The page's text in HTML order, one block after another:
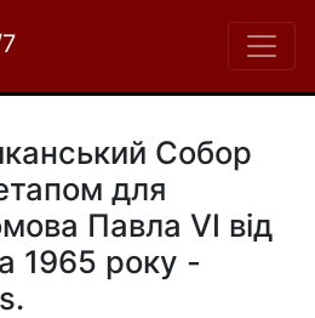
Собор
для
Павла VI від
1965 року -